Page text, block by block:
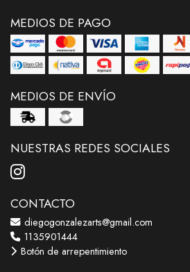
MEDIOS DE PAGO
MEDIOS DE ENVÍO
NUESTRAS REDES SOCIALES
CONTACTO
diegogonzalezarts@gmail.com
1135901444
Botón de arrepentimiento